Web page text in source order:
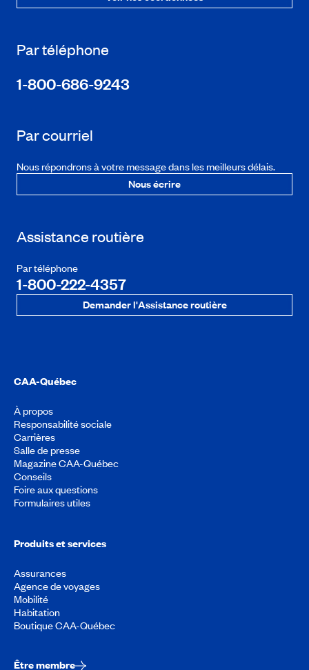
Par téléphone
1-800-686-9243
Par courriel
Nous répondrons à votre message dans les meilleurs délais.
Nous écrire
Assistance routière
Par téléphone
1-800-222-4357
Demander l'Assistance routière
CAA-Québec
À propos
Responsabilité sociale
Carrières
Salle de presse
Magazine CAA-Québec
Conseils
Foire aux questions
Formulaires utiles
Produits et services
Assurances
Agence de voyages
Mobilité
Habitation
Boutique CAA-Québec
Être membre